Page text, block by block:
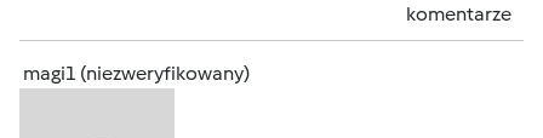
komentarze
magi1 (niezweryfikowany)